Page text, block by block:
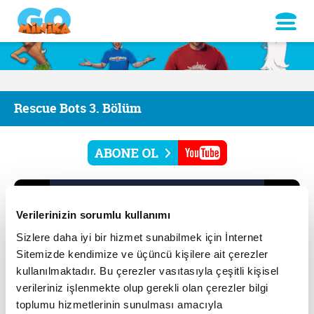
Verilerinizin sorumlu kullanımı
Sizlere daha iyi bir hizmet sunabilmek için İnternet
Sitemizde kendimize ve üçüncü kişilere ait çerezler
kullanılmaktadır. Bu çerezler vasıtasıyla çeşitli kişisel
verileriniz işlenmekte olup gerekli olan çerezler bilgi
toplumu hizmetlerinin sunulması amacıyla
Rescue Bots 3. Bölüm